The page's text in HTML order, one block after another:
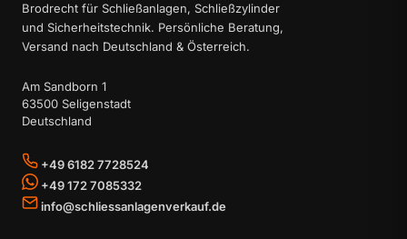
Brodrecht für Schließanlagen, Schließzylinder
und Sicherheitstechnik. Persönliche Beratung,
Versand nach Deutschland & Österreich.
Am Sandborn 1
63500 Seligenstadt
Deutschland
+49 6182 7728524
+49 172 7085332
info@schliessanlagenverkauf.de